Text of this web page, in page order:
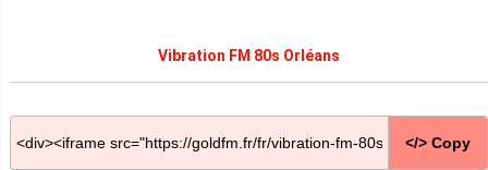
Vibration FM 80s Orléans
</> Copy